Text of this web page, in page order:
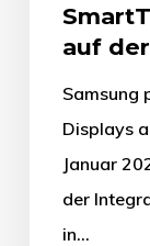
auf
Samsung
Displays
Januar
der
in…